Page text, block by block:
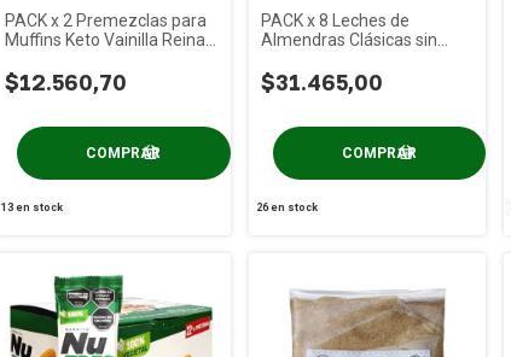
PACK x 2 Premezclas para
Muffins Keto Vainilla Reina
$12.560,70
13en stock
PACK x 8 Leches de
Almendras Clásicas sin
$31.465,00
26en stock